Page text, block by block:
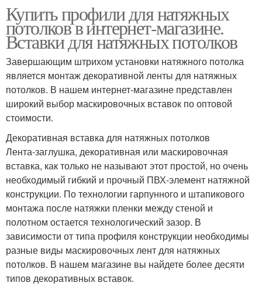
Купить профили для натяжных
потолков в интернет-магазине.
Вставки для натяжных потолков
Завершающим штрихом установки натяжного потолка
является монтаж декоративной ленты для натяжных
потолков. В нашем интернет-магазине представлен
широкий выбор маскировочных вставок по оптовой
стоимости.
Декоративная вставка для натяжных потолков
Лента-заглушка, декоративная или маскировочная
вставка, как только не называют этот простой, но очень
необходимый гибкий и прочный ПВХ-элемент натяжной
конструкции. По технологии гарпунного и штапикового
монтажа после натяжки пленки между стеной и
полотном остается технологический зазор. В
зависимости от типа профиля конструкции необходимы
разные виды маскировочных лент для натяжных
потолков. В нашем магазине вы найдете более десяти
типов декоративных вставок.